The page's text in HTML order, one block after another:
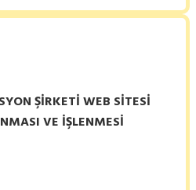
ŞİRKETİWEB SİTESİ
VE İŞLENMESİ